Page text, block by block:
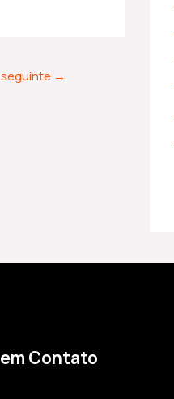
→
Contato